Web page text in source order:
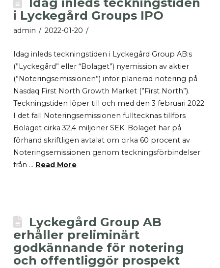
i Lyckegård Groups IPO
admin 2022-01-20
Idag inleds teckningstiden i Lyckegård Group AB:s
(”Lyckegård” eller “Bolaget”) nyemission av aktier
(”Noteringsemissionen”) inför planerad notering på
Nasdaq First North Growth Market (”First North”).
Teckningstiden löper till och med den 3 februari 2022.
I det fall Noteringsemissionen fulltecknas tillförs
Bolaget cirka 32,4 miljoner SEK. Bolaget har på
förhand skriftligen avtalat om cirka 60 procent av
Noteringsemissionen genom teckningsförbindelser
från … Read More
Lyckegård Group AB
erhåller preliminärt
godkännande för notering
och offentliggör prospekt